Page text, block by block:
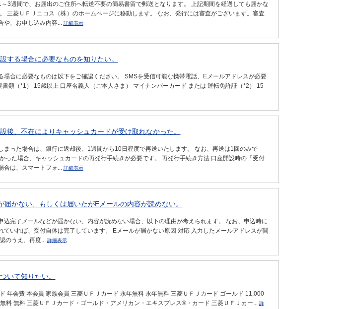
3週間で、お届出のご住所へ転送不要の簡易書留で郵送となります。 上記期間を経過しても届かな
三菱ＵＦＪニコス（株）のホームページに移動します。 なお、発行には審査がございます。審査
や、お申し込み内容... 詳細表示
する場合に必要なものを知りたい。
場合に必要なものは以下をご確認ください。 SMSを受信可能な携帯電話、Eメールアドレスが必要
類（*1） 15歳以上 口座名義人（ご本人さま） マイナンバーカード または 運転免許証（*2） 15
後、不在によりキャッシュカードが受け取れなかった。
まった場合は、銀行に返却後、1週間から10日程度で再送いたします。 なお、再送は1回のみで
った場合、キャッシュカードの再発行手続きが必要です。 再発行手続き方法 口座開設時の「受付
合は、スマートフォ... 詳細表示
届かない、もしくは届いたがEメールの内容が読めない。
込完了メールなどが届かない、内容が読めない場合、以下の理由が考えられます。 なお、申込時に
ていれば、受付自体は完了しています。 Eメールが届かない原因 対応 入力したメールアドレスが間
のうえ、再度... 詳細表示
いて知りたい。
年会費 本会員 家族会員 三菱ＵＦＪカード 永年無料 永年無料 三菱ＵＦＪカード ゴールド 11,000
料 無料 三菱ＵＦＪカード・ゴールド・アメリカン・エキスプレス®・カード 三菱ＵＦＪカー... 詳